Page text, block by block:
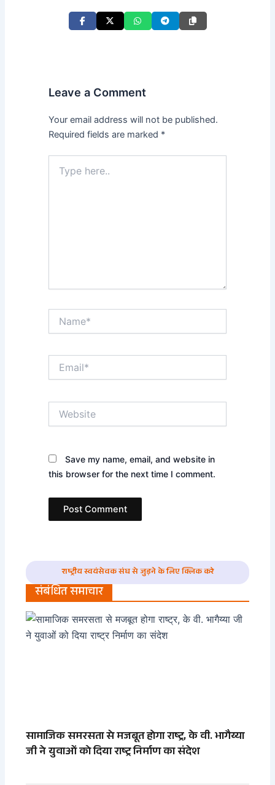
Leave a Comment
Your email address will not be published.
Required fields are marked *
here..
Save my name, email, and website in
this browser for the next time I comment.
राष्ट्रीय स्वयंसेवक संघ से जुड़ने के लिए क्लिक करे
संबंधित समाचार
सामाजिक समरसता से मजबूत होगा राष्ट्र, के वी. भागैय्या
जी ने युवाओं को दिया राष्ट्र निर्माण का संदेश